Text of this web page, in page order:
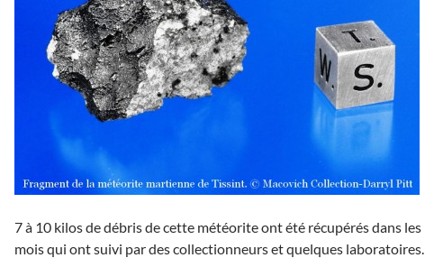
7 à 10 kilos de débris de cette météorite ont été récupérés dans les
mois qui ont suivi par des collectionneurs et quelques laboratoires.